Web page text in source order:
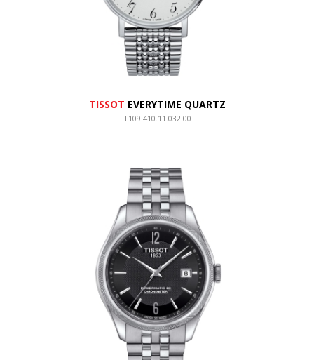
TISSOT EVERYTIME QUARTZ
T109.410.11.032.00